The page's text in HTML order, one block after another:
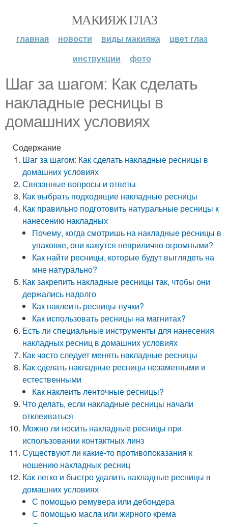
МАКИЯЖ ГЛАЗ
главная новости виды макияжа
цвет глаз
инструкции
фото
Шаг за шагом: Как сделать
накладные ресницы в
домашних условиях
Содержание
Шаг за шагом: Как сделать накладные ресницы в
домашних условиях
Связанные вопросы и ответы
Как выбрать подходящие накладные ресницы
Как правильно подготовить натуральные ресницы к
нанесению накладных
Почему, когда смотришь на накладные ресницы в
упаковке, они кажутся неприлично огромными?
Как найти ресницы, которые будут выглядеть на
мне натурально?
Как закрепить накладные ресницы так, чтобы они
держались надолго
Как наклеить ресницы-пучки?
Как использовать ресницы на магнитах?
Есть ли специальные инструменты для нанесения
накладных ресниц в домашних условиях
Как часто следует менять накладные ресницы
Как сделать накладные ресницы незаметными и
естественными
Как наклеить ленточные ресницы?
Что делать, если накладные ресницы начали
отклеиваться
Можно ли носить накладные ресницы при
использовании контактных линз
Существуют ли какие-то противопоказания к
ношению накладных ресниц
Как легко и быстро удалить накладные ресницы в
домашних условиях
С помощью ремувера или дебондера
С помощью масла или жирного крема